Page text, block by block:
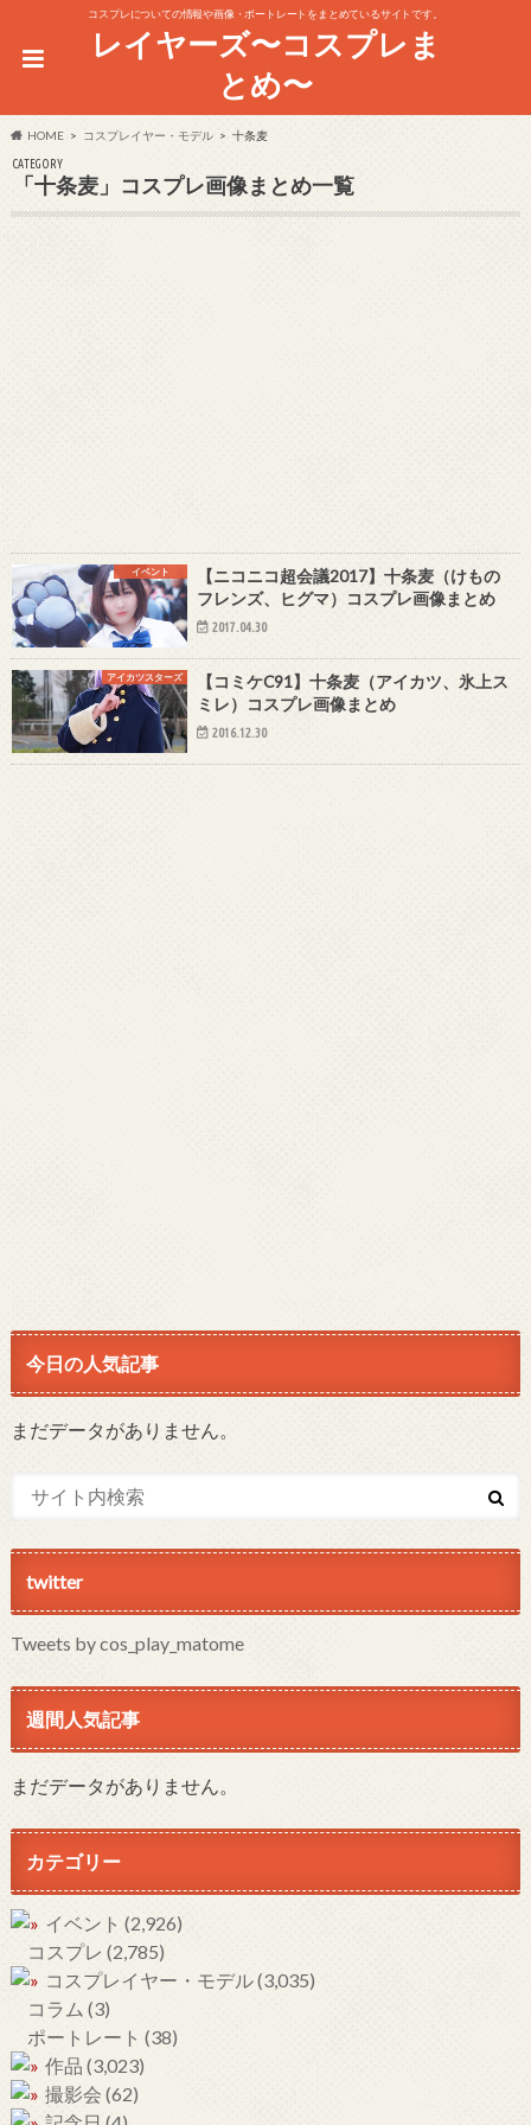
コスプレについての情報や画像・ポートレートをまとめているサイトです。
レイヤーズ〜コスプレま
とめ〜
HOME コスプレイヤー・モデル 十条麦
CATEGORY
「十条麦」コスプレ画像まとめ一覧
イベント
【ニコニコ超会議2017】十条麦（けもの
フレンズ、ヒグマ）コスプレ画像まとめ
2017.04.30
アイカツスターズ
【コミケC91】十条麦（アイカツ、氷上ス
ミレ）コスプレ画像まとめ
2016.12.30
今日の人気記事
まだデータがありません。
twitter
Tweets by cos_play_matome
週間人気記事
まだデータがありません。
カテゴリー
イベント (2,926)
コスプレ (2,785)
コスプレイヤー・モデル(3,035)
コラム (3)
ポートレート (38)
作品 (3,023)
撮影会 (62)